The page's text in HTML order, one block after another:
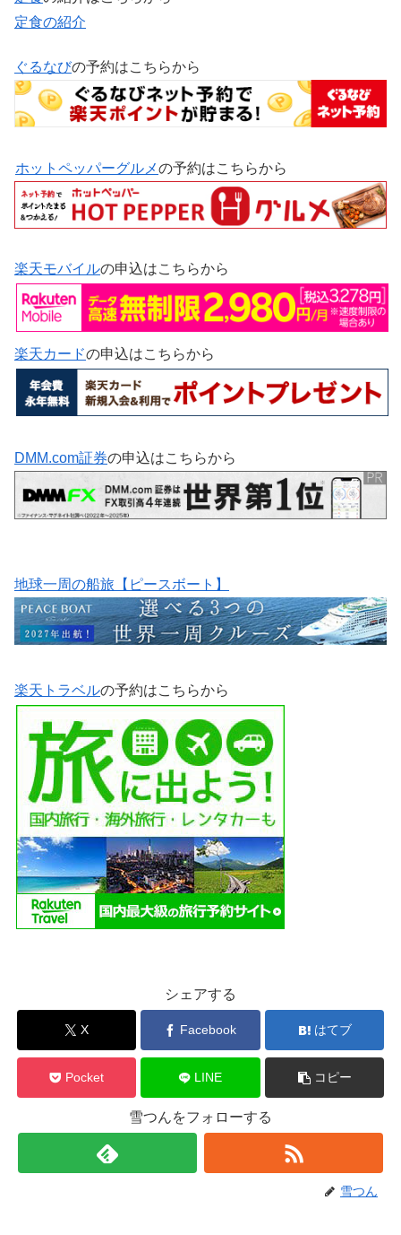
定食の紹介
ぐるなびの予約はこちらから
ホットペッパーグルメの予約はこちらから
楽天モバイルの申込はこちらから
楽天カードの申込はこちらから
DMM.com証券の申込はこちらから
地球一周の船旅【ピースボート】
楽天トラベルの予約はこちらから
シェアする
X Facebook はてブ
Pocket LINE コピー
雪つんをフォローする
雪つん